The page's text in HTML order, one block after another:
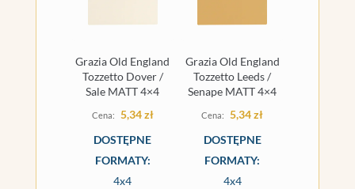
Grazia Old England
Tozzetto Dover /
Sale MATT 4×4
5,34zł
DOSTĘPNE
FORMATY:
4x4
Grazia Old England
Tozzetto Leeds /
Senape MATT 4×4
5,34zł
DOSTĘPNE
FORMATY:
4x4